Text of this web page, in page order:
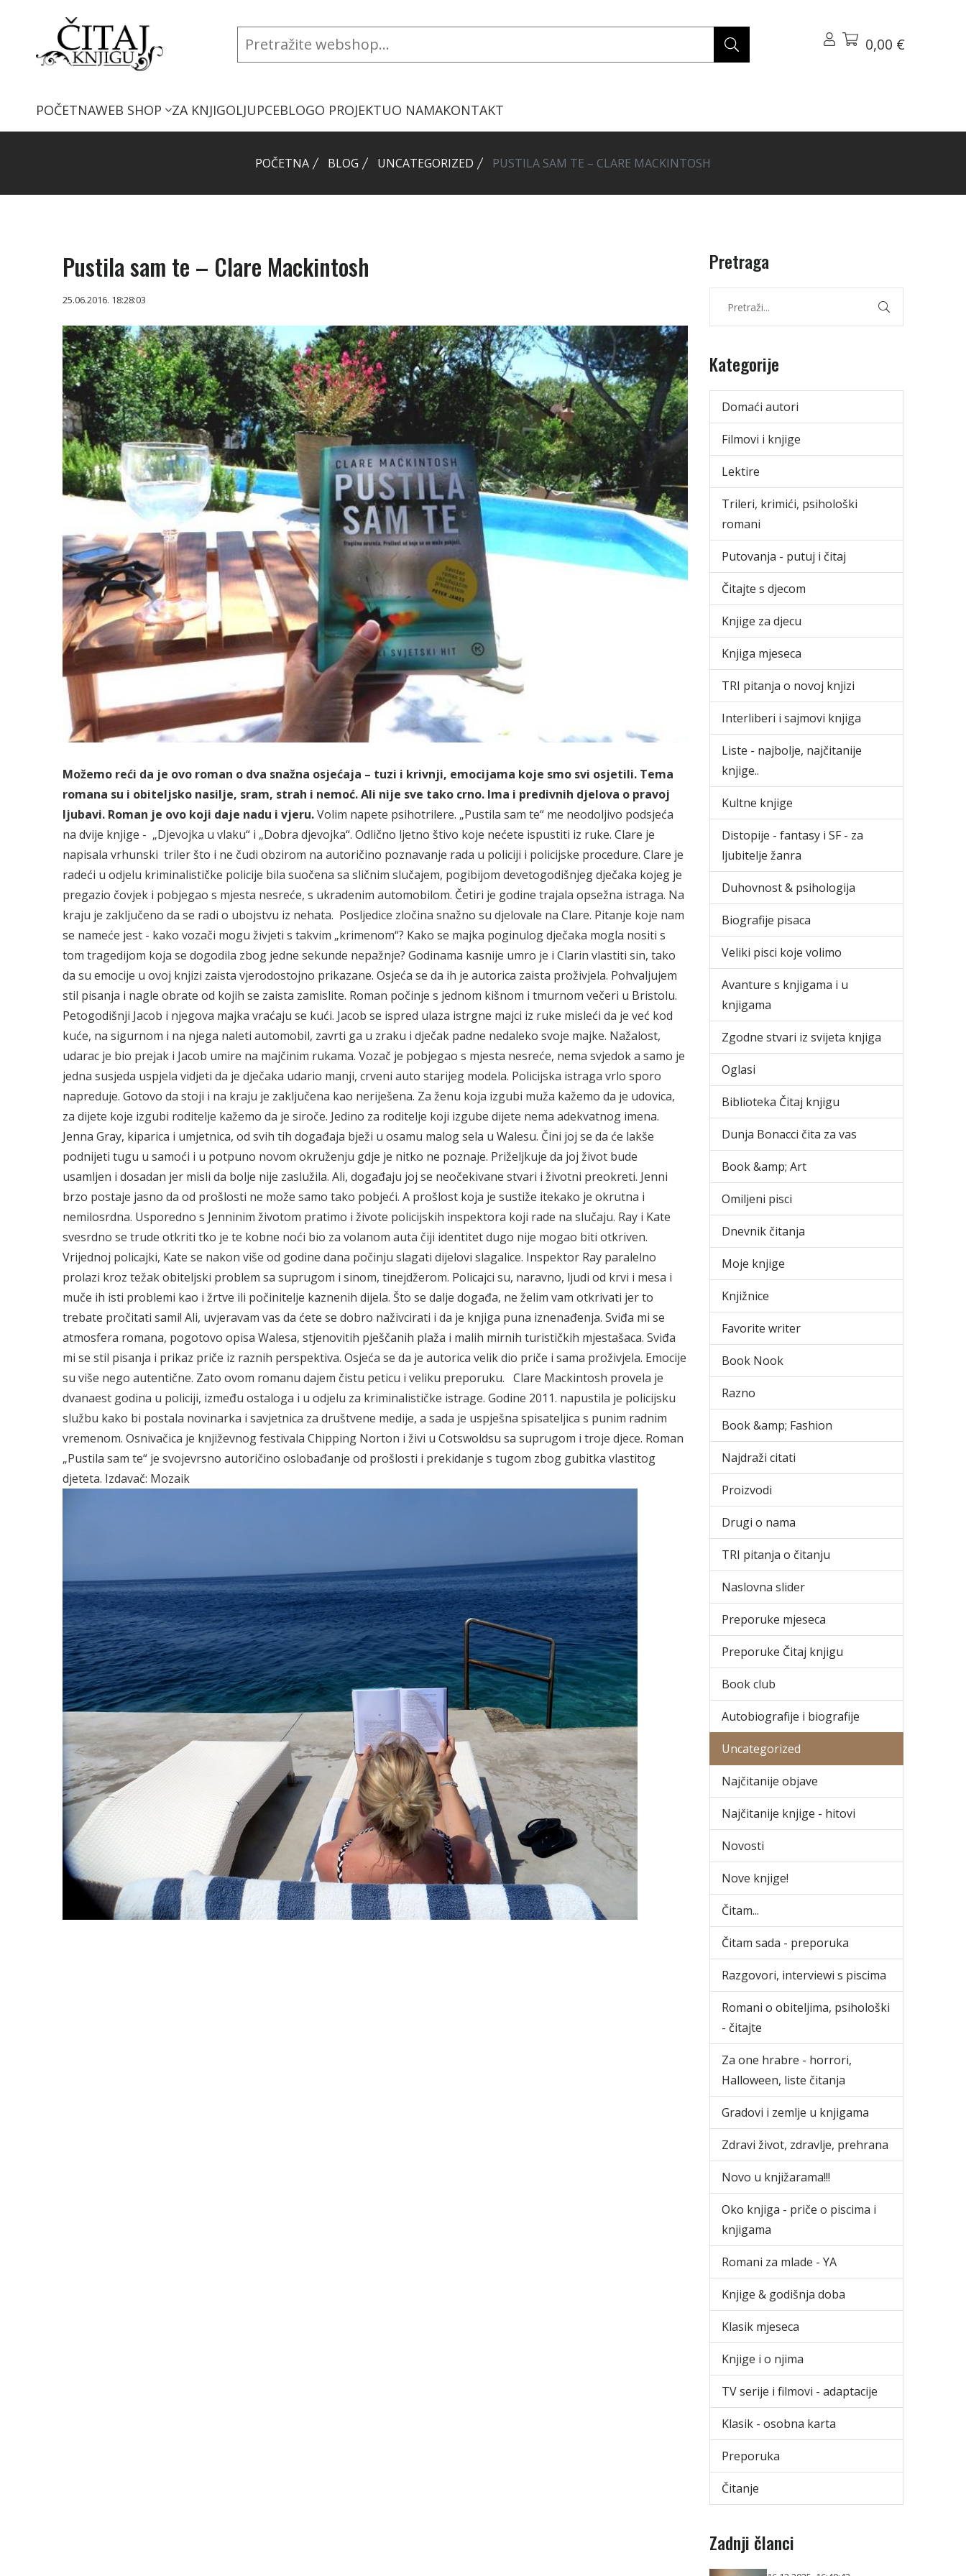
0,00 €
POČETNAWEB SHOP ZA KNJIGOLJUPCEBLOGO PROJEKTUO NAMAKONTAKT
POČETNA BLOG UNCATEGORIZED PUSTILA SAM TE – CLARE MACKINTOSH
Pustila sam te – Clare Mackintosh
25.06.2016. 18:28:03
Možemo reći da je ovo roman o dva snažna osjećaja – tuzi i krivnji, emocijama koje smo svi osjetili. Tema
romana su i obiteljsko nasilje, sram, strah i nemoć. Ali nije sve tako crno. Ima i predivnih djelova o pravoj
ljubavi. Roman je ovo koji daje nadu i vjeru.Volim napete psihotrilere. „Pustila sam te“ me neodoljivo podsjeća
na dvije knjige - „Djevojka u vlaku“ i „Dobra djevojka“. Odlično ljetno štivo koje nećete ispustiti iz ruke. Clare je
napisala vrhunski triler što i ne čudi obzirom na autoričino poznavanje rada u policiji i policijske procedure. Clare je
radeći u odjelu kriminalističke policije bila suočena sa sličnim slučajem, pogibijom devetogodišnjeg dječaka kojeg je
pregazio čovjek i pobjegao s mjesta nesreće, s ukradenim automobilom. Četiri je godine trajala opsežna istraga. Na
kraju je zaključeno da se radi o ubojstvu iz nehata. Posljedice zločina snažno su djelovale na Clare. Pitanje koje nam
se nameće jest - kako vozači mogu živjeti s takvim „krimenom“? Kako se majka poginulog dječaka mogla nositi s
tom tragedijom koja se dogodila zbog jedne sekunde nepažnje? Godinama kasnije umro je i Clarin vlastiti sin, tako
da su emocije u ovoj knjizi zaista vjerodostojno prikazane. Osjeća se da ih je autorica zaista proživjela. Pohvaljujem
stil pisanja i nagle obrate od kojih se zaista zamislite. Roman počinje s jednom kišnom i tmurnom večeri u Bristolu.
Petogodišnji Jacob i njegova majka vraćaju se kući. Jacob se ispred ulaza istrgne majci iz ruke misleći da je već kod
kuće, na sigurnom i na njega naleti automobil, zavrti ga u zraku i dječak padne nedaleko svoje majke. Nažalost,
udarac je bio prejak i Jacob umire na majčinim rukama. Vozač je pobjegao s mjesta nesreće, nema svjedok a samo je
jedna susjeda uspjela vidjeti da je dječaka udario manji, crveni auto starijeg modela. Policijska istraga vrlo sporo
napreduje. Gotovo da stoji i na kraju je zaključena kao neriješena. Za ženu koja izgubi muža kažemo da je udovica,
za dijete koje izgubi roditelje kažemo da je siroče. Jedino za roditelje koji izgube dijete nema adekvatnog imena.
Jenna Gray, kiparica i umjetnica, od svih tih događaja bježi u osamu malog sela u Walesu. Čini joj se da će lakše
podnijeti tugu u samoći i u potpuno novom okruženju gdje je nitko ne poznaje. Priželjkuje da joj život bude
usamljen i dosadan jer misli da bolje nije zaslužila. Ali, događaju joj se neočekivane stvari i životni preokreti. Jenni
brzo postaje jasno da od prošlosti ne može samo tako pobjeći. A prošlost koja je sustiže itekako je okrutna i
nemilosrdna. Usporedno s Jenninim životom pratimo i živote policijskih inspektora koji rade na slučaju. Ray i Kate
svesrdno se trude otkriti tko je te kobne noći bio za volanom auta čiji identitet dugo nije mogao biti otkriven.
Vrijednoj policajki, Kate se nakon više od godine dana počinju slagati dijelovi slagalice. Inspektor Ray paralelno
prolazi kroz težak obiteljski problem sa suprugom i sinom, tinejdžerom. Policajci su, naravno, ljudi od krvi i mesa i
muče ih isti problemi kao i žrtve ili počinitelje kaznenih dijela. Što se dalje događa, ne želim vam otkrivati jer to
trebate pročitati sami! Ali, uvjeravam vas da ćete se dobro naživcirati i da je knjiga puna iznenađenja. Sviđa mi se
atmosfera romana, pogotovo opisa Walesa, stjenovitih pješčanih plaža i malih mirnih turističkih mjestašaca. Sviđa
mi se stil pisanja i prikaz priče iz raznih perspektiva. Osjeća se da je autorica velik dio priče i sama proživjela. Emocije
su više nego autentične. Zato ovom romanu dajem čistu peticu i veliku preporuku. Clare Mackintosh provela je
dvanaest godina u policiji, između ostaloga i u odjelu za kriminalističke istrage. Godine 2011. napustila je policijsku
službu kako bi postala novinarka i savjetnica za društvene medije, a sada je uspješna spisateljica s punim radnim
vremenom. Osnivačica je književnog festivala Chipping Norton i živi u Cotswoldsu sa suprugom i troje djece. Roman
„Pustila sam te“ je svojevrsno autoričino oslobađanje od prošlosti i prekidanje s tugom zbog gubitka vlastitog
djeteta. Izdavač: Mozaik
Pretraga
Kategorije
Domaći autori
Filmovi i knjige
Lektire
Trileri, krimići, psihološki
romani
Putovanja - putuj i čitaj
Čitajte s djecom
Knjige za djecu
Knjiga mjeseca
TRI pitanja o novoj knjizi
Interliberi i sajmovi knjiga
Liste - najbolje, najčitanije
knjige..
Kultne knjige
Distopije - fantasy i SF - za
ljubitelje žanra
Duhovnost & psihologija
Biografije pisaca
Veliki pisci koje volimo
Avanture s knjigama i u
knjigama
Zgodne stvari iz svijeta knjiga
Oglasi
Biblioteka Čitaj knjigu
Dunja Bonacci čita za vas
Book &amp; Art
Omiljeni pisci
Dnevnik čitanja
Moje knjige
Knjižnice
Favorite writer
Book Nook
Razno
Book &amp; Fashion
Najdraži citati
Proizvodi
Drugi o nama
TRI pitanja o čitanju
Naslovna slider
Preporuke mjeseca
Preporuke Čitaj knjigu
Book club
Autobiografije i biografije
Uncategorized
Najčitanije objave
Najčitanije knjige - hitovi
Novosti
Nove knjige!
Čitam...
Čitam sada - preporuka
Razgovori, interviewi s piscima
Romani o obiteljima, psihološki
- čitajte
Za one hrabre - horrori,
Halloween, liste čitanja
Gradovi i zemlje u knjigama
Zdravi život, zdravlje, prehrana
Novo u knjižarama!!!
Oko knjiga - priče o piscima i
knjigama
Romani za mlade - YA
Knjige & godišnja doba
Klasik mjeseca
Knjige i o njima
TV serije i filmovi - adaptacije
Klasik - osobna karta
Preporuka
Čitanje
Zadnji članci